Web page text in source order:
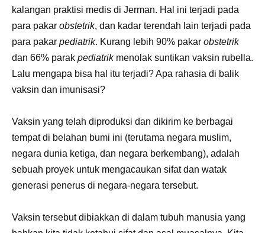
kalangan praktisi medis di Jerman. Hal ini terjadi pada
para pakar obstetrik, dan kadar terendah lain terjadi pada
para pakar pediatrik. Kurang lebih 90% pakar obstetrik
dan 66% parak pediatrikmenolak suntikan vaksin rubella.
Lalu mengapa bisa hal itu terjadi? Apa rahasia di balik
vaksin dan imunisasi?
Vaksin yang telah diproduksi dan dikirim ke berbagai
tempat di belahan bumi ini (terutama negara muslim,
negara dunia ketiga, dan negara berkembang), adalah
sebuah proyek untuk mengacaukan sifat dan watak
generasi penerus di negara-negara tersebut.
Vaksin tersebut dibiakkan di dalam tubuh manusia yang